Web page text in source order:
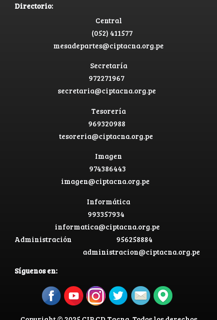
Directorio:
Central
(052) 411577
mesadepartes@ciptacna.org.pe
Secretaría
972271967
secretaria@ciptacna.org.pe
Tesorería
969320988
tesoreria@ciptacna.org.pe
Imagen
974386443
imagen@ciptacna.org.pe
Informática
993357934
informatica@ciptacna.org.pe
Administración
956258884
administracion@ciptacna.org.pe
Síguenos en: